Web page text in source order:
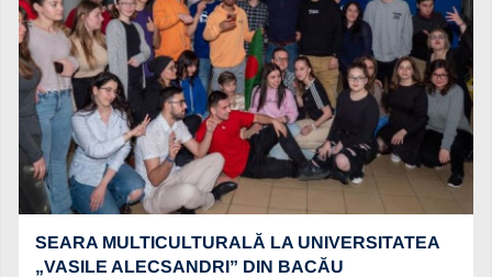
SEARA MULTICULTURALĂ LA UNIVERSITATEA
„VASILE ALECSANDRI” DIN BACĂU